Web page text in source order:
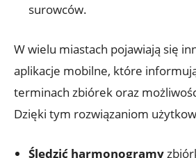
surowców.
W wielu miastach pojawiają się
aplikacje mobilne, które
terminach zbiórek oraz
Dzięki tym rozwiązaniom
Śledzić harmonogramy